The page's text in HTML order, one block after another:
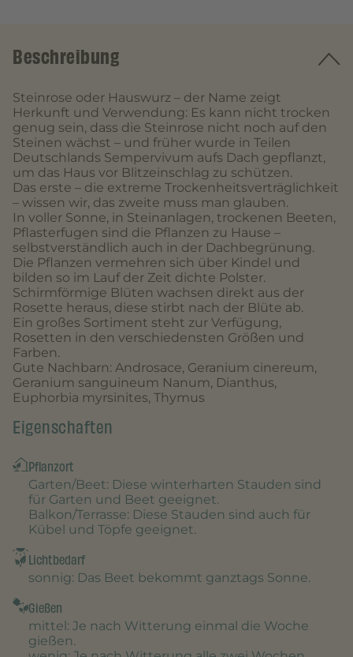
Beschreibung
Steinrose oder Hauswurz – der Name zeigt
Herkunft und Verwendung: Es kann nicht trocken
genug sein, dass die Steinrose nicht noch auf den
Steinen wächst – und früher wurde in Teilen
Deutschlands Sempervivum aufs Dach gepflanzt,
um das Haus vor Blitzeinschlag zu schützen.
Das erste – die extreme Trockenheitsverträglichkeit
– wissen wir, das zweite muss man glauben.
In voller Sonne, in Steinanlagen, trockenen Beeten,
Pflasterfugen sind die Pflanzen zu Hause –
selbstverständlich auch in der Dachbegrünung.
Die Pflanzen vermehren sich über Kindel und
bilden so im Lauf der Zeit dichte Polster.
Schirmförmige Blüten wachsen direkt aus der
Rosette heraus, diese stirbt nach der Blüte ab.
Ein großes Sortiment steht zur Verfügung,
Rosetten in den verschiedensten Größen und
Farben.
Gute Nachbarn: Androsace, Geranium cinereum,
Geranium sanguineum Nanum, Dianthus,
Euphorbia myrsinites, Thymus
Eigenschaften
Pflanzort
Garten/Beet: Diese winterharten Stauden sind
für Garten und Beet geeignet.
Balkon/Terrasse: Diese Stauden sind auch für
Kübel und Töpfe geeignet.
Lichtbedarf
sonnig: Das Beet bekommt ganztags Sonne.
Gießen
mittel: Je nach Witterung einmal die Woche
gießen.